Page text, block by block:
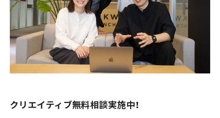
クリエイティブ無料相談実施中！